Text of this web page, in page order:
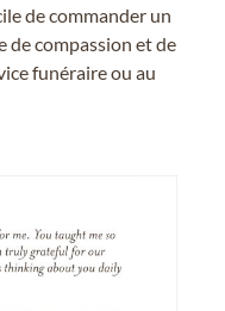
de commander un
de compassion et de
funéraire ou au